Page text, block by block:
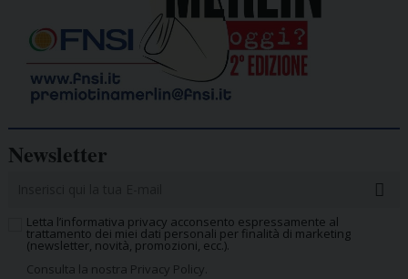
Newsletter
Letta l’informativa privacy acconsento espressamente al
trattamento dei miei dati personali per finalità di marketing
(newsletter, novità, promozioni, ecc.).
Consulta la nostra Privacy Policy.